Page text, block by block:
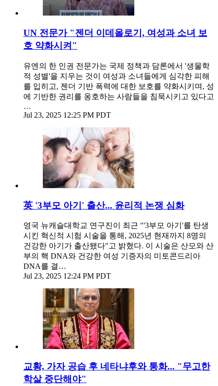
UN 전문가 "젠더 이데올로기, 여성과 소녀 보
호 약화시켜"
유엔의 한 인권 전문가는 국제 정책과 담론에서 '생물학
적 성별'을 지우는 것이 여성과 소녀들에게 심각한 피해
를 입히고, 젠더 기반 폭력에 대한 보호를 약화시키며, 성
에 기반한 권리를 옹호하는 사람들을 침묵시키고 있다고
…
Jul 23, 2025 12:25 PM PDT
英 '3부모 아기' 출산... 윤리적 논쟁 심화
영국 뉴캐슬대학교 연구진이 최근 "'3부모 아기'를 탄생
시킨 혁신적 시험 시술을 통해, 2025년 현재까지 8명의
건강한 아기가 출산됐다"고 밝혔다. 이 시술은 산모와 산
부의 핵 DNA와 건강한 여성 기증자의 미토콘드리아
DNA를 결…
Jul 23, 2025 12:24 PM PDT
교황, 가자 공습 후 네타냐후와 통화... "무고한
학살 중단해야"